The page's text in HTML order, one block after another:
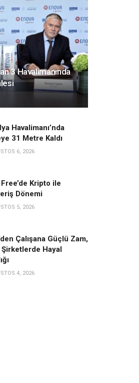
3 Havalimanında
Havalimanı’nda
31 Metre Kaldı
6, 2026
Kripto ile
Dönemi
5, 2026
Çalışana Güçlü Zam,
Şirketlerde Hayal
4, 2026